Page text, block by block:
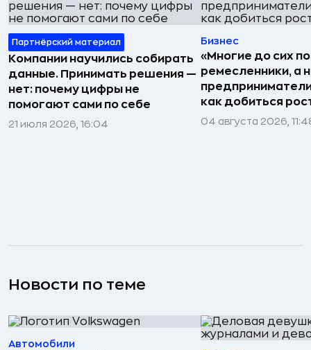
Партнёрский материал
Компании научились собирать
данные. Принимать решения —
нет: почему цифры не
помогают сами по себе
21 июля 2026, 16:04
Бизнес
«Многие до сих
ремесленники, а
как добиться
04 августа 2026,
Новости по теме
Автомобили